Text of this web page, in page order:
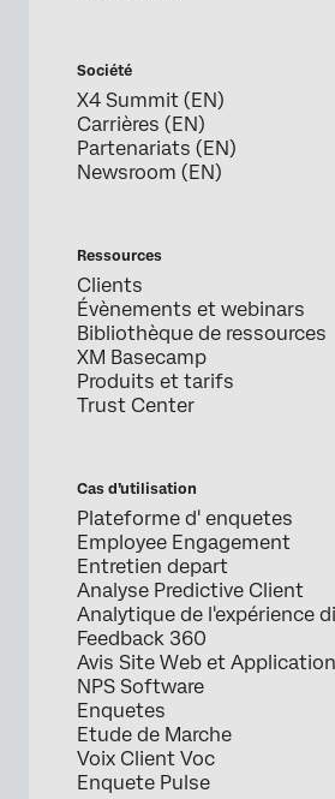
Société
X4 Summit (EN)
Carrières (EN)
Partenariats (EN)
Newsroom (EN)
Ressources
Clients
Évènements et webinars
Bibliothèque de ressources
XM Basecamp
Produits et tarifs
Trust Center
Cas d’utilisation
Plateforme d' enquetes
Employee Engagement
Entretien depart
Analyse Predictive Client
Analytique de l'expérience
Feedback 360
Avis Site Web et Application
NPS Software
Enquetes
Etude de Marche
Voix Client Voc
Enquete Pulse